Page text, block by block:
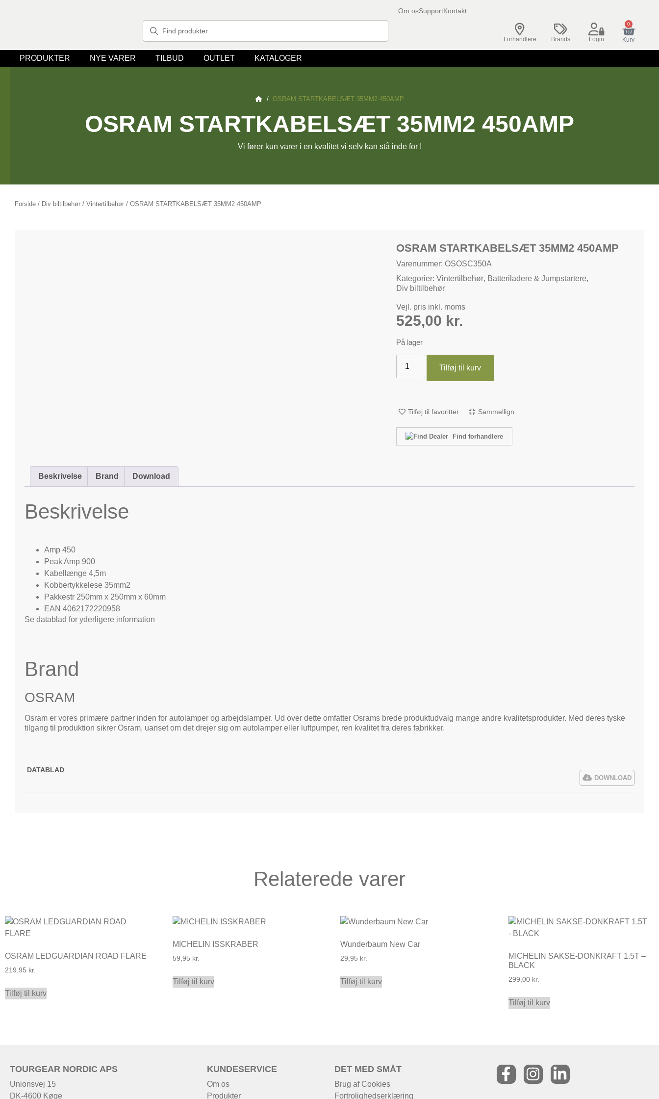
Om osSupportKontakt
Forhandlere Brands Login
0
Kurv
PRODUKTER NYE VARER TILBUD OUTLET KATALOGER
/ OSRAM STARTKABELSÆT 35MM2 450AMP
OSRAM STARTKABELSÆT 35MM2 450AMP
Vi fører kun varer i en kvalitet vi selv kan stå inde for !
Forside / Div biltilbehør / Vintertilbehør / OSRAM STARTKABELSÆT 35MM2 450AMP
OSRAM STARTKABELSÆT 35MM2 450AMP
Varenummer: OSOSC350A
Kategorier:Vintertilbehør, Batteriladere & Jumpstartere,
Div biltilbehør
Vejl. pris inkl. moms
525,00 kr.
På lager
Tilføj til kurv
Tilføj til favoritter Sammellign
Find forhandlere
Beskrivelse Brand Download
Beskrivelse
Amp 450
Peak Amp 900
Kabellænge 4,5m
Kobbertykkelese 35mm2
Pakkestr 250mm x 250mm x 60mm
EAN 4062172220958
Se datablad for yderligere information
Brand
OSRAM
Osram er vores primære partner inden for autolamper og arbejdslamper. Ud over dette omfatter Osrams brede produktudvalg mange andre kvalitetsprodukter. Med deres tyske
tilgang til produktion sikrer Osram, uanset om det drejer sig om autolamper eller luftpumper, ren kvalitet fra deres fabrikker.
DATABLAD
DOWNLOAD
Relaterede varer
OSRAM LEDGUARDIAN ROAD FLARE
219,95 kr.
Tilføj til kurv
MICHELIN ISSKRABER
59,95 kr.
Tilføj til kurv
Wunderbaum New Car
29,95 kr.
Tilføj til kurv
MICHELIN SAKSE-DONKRAFT 1.5T –
BLACK
299,00 kr.
Tilføj til kurv
TOURGEAR NORDIC APS
Unionsvej 15
DK-4600 Køge
KUNDESERVICE
Om os
Produkter
DET MED SMÅT
Brug af Cookies
Fortrolighedserklæring